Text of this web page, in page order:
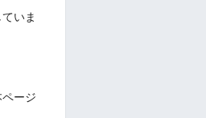
いま
ページ